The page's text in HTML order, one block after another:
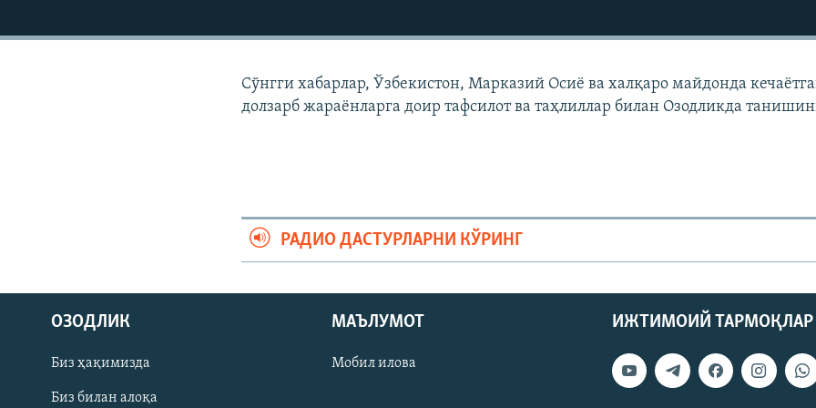
На русском
ИЖТИМОИЙ ТАРМОҚЛАР
Сўнгги хабарлар, Ўзбекистон, Марказий Осиë ва халқаро майдонда
долзарб жараëнларга доир тафсилот ва таҳлиллар билан Озодликда
РАДИО ДАСТУРЛАРНИ КЎРИНГ
ИЖТИМОИЙ ТАРМОҚЛАР
ОЗОДЛИК
Биз ҳақимизда
Биз билан алоқа
МАЪЛУМОТ
Мобил илова